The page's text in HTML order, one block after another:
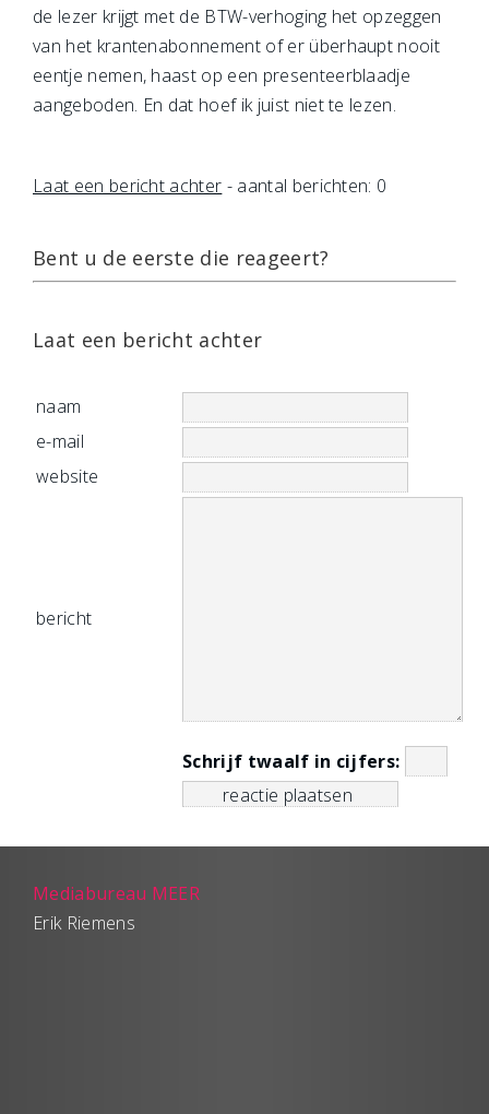
de lezer krijgt met de BTW-verhoging het opzeggen
van het krantenabonnement of er überhaupt nooit
eentje nemen, haast op een presenteerblaadje
aangeboden. En dat hoef ik juist niet te lezen.
Laat een bericht achter - aantal berichten: 0
Bent u de eerste die reageert?
Laat een bericht achter
naam
e-mail
website
bericht
Schrijf twaalf in cijfers:
Mediabureau MEER
Erik Riemens